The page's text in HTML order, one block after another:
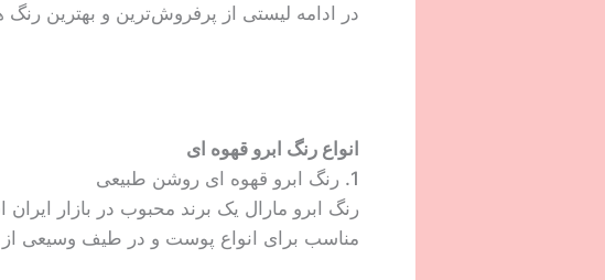
در ادامه لیستی از پرفروش‌ترین و بهترین
انواع رنگ ابرو قهوه ای
1. رنگ ابرو قهوه ای روشن طبیعی
رنگ ابرو مارال یک برند محبوب در بازار
مناسب برای انواع پوست و در طیف وسیعی